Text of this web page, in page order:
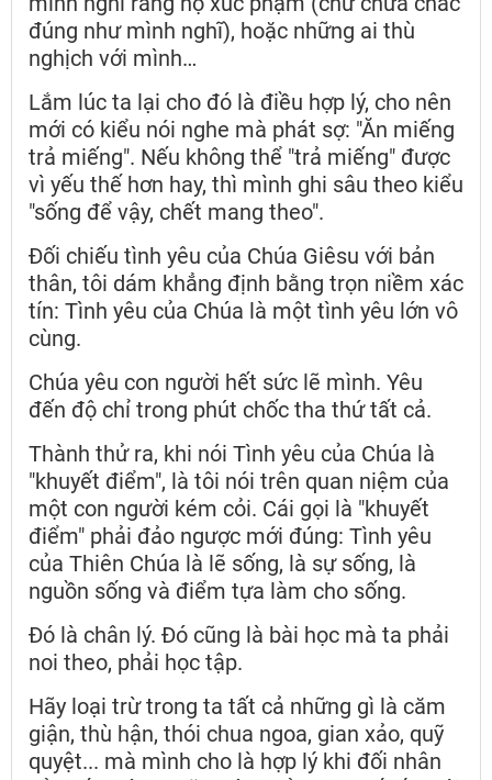
đúng như mình nghĩ), hoặc những ai thù
nghịch với mình…
Lắm lúc ta lại cho đó là điều hợp lý, cho nên
mới có kiểu nói nghe mà phát sợ: "Ăn miếng
trả miếng". Nếu không thể "trả miếng" được
vì yếu thế hơn hay, thì mình ghi sâu theo kiểu
"sống để vậy, chết mang theo".
Đối chiếu tình yêu của Chúa Giêsu với bản
thân, tôi dám khẳng định bằng trọn niềm xác
tín: Tình yêu của Chúa là một tình yêu lớn vô
cùng.
Chúa yêu con người hết sức lẽ mình. Yêu
đến độ chỉ trong phút chốc tha thứ tất cả.
Thành thử ra, khi nói Tình yêu của Chúa là
"khuyết điểm", là tôi nói trên quan niệm của
một con người kém cỏi. Cái gọi là "khuyết
điểm" phải đảo ngược mới đúng: Tình yêu
của Thiên Chúa là lẽ sống, là sự sống, là
nguồn sống và điểm tựa làm cho sống.
Đó là chân lý. Đó cũng là bài học mà ta phải
noi theo, phải học tập.
Hãy loại trừ trong ta tất cả những gì là căm
giận, thù hận, thói chua ngoa, gian xảo, quỹ
quyệt... mà mình cho là hợp lý khi đối nhân